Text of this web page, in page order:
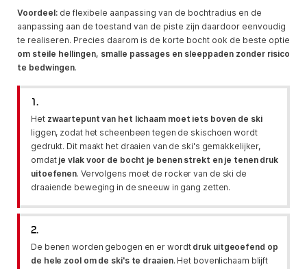
Voordeel: de flexibele aanpassing van de bochtradius en de
aanpassing aan de toestand van de piste zijn daardoor eenvoudig
te realiseren. Precies daarom is de korte bocht ook de beste optie
om steile hellingen, smalle passages en sleeppaden zonder risico
te bedwingen.
1.
Het zwaartepunt van het lichaam moet iets boven de ski
liggen, zodat het scheenbeen tegen de skischoen wordt
gedrukt. Dit maakt het draaien van de ski's gemakkelijker,
omdat je vlak voor de bocht je benen strekt en je tenen druk
uitoefenen. Vervolgens moet de rocker van de ski de
draaiende beweging in de sneeuw in gang zetten.
2.
De benen worden gebogen en er wordt druk uitgeoefend op
de hele zool om de ski's te draaien. Het bovenlichaam blijft